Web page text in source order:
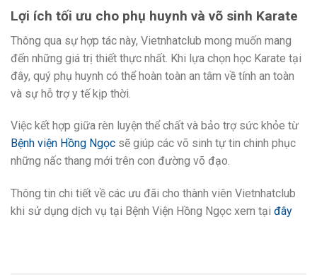
Lợi ích tối ưu cho phụ huynh và võ sinh Karate
Thông qua sự hợp tác này, Vietnhatclub mong muốn mang
đến những giá trị thiết thực nhất. Khi lựa chọn học Karate tại
đây, quý phụ huynh có thể hoàn toàn an tâm về tính an toàn
và sự hỗ trợ y tế kịp thời.
Việc kết hợp giữa rèn luyện thể chất và bảo trợ sức khỏe từ
Bệnh viện Hồng Ngọc sẽ giúp các võ sinh tự tin chinh phục
những nấc thang mới trên con đường võ đạo.
Thông tin chi tiết về các ưu đãi cho thành viên Vietnhatclub
khi sử dụng dịch vụ tại Bệnh Viện Hồng Ngọc xem tại đây